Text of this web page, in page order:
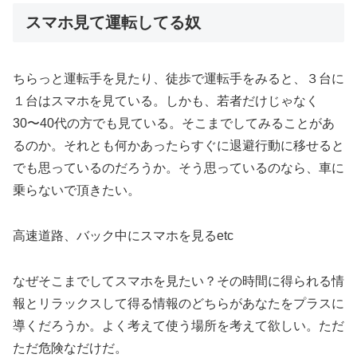
スマホ見て運転してる奴
ちらっと運転手を見たり、徒歩で運転手をみると、３台に
１台はスマホを見ている。しかも、若者だけじゃなく
30〜40代の方でも見ている。そこまでしてみることがあ
るのか。それとも何かあったらすぐに退避行動に移せると
でも思っているのだろうか。そう思っているのなら、車に
乗らないで頂きたい。
高速道路、バック中にスマホを見るetc
なぜそこまでしてスマホを見たい？その時間に得られる情
報とリラックスして得る情報のどちらがあなたをプラスに
導くだろうか。よく考えて使う場所を考えて欲しい。ただ
ただ危険なだけだ。